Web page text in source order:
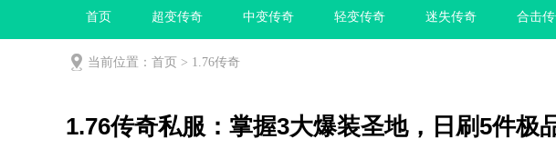
首页 超变传奇 中变传奇 轻变传奇 迷失传奇 合击
当前位置： 首页 > 1.76传奇
1.76传奇私服：掌握3大爆装圣地，日刷5件极